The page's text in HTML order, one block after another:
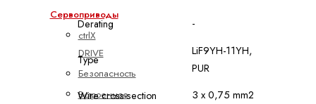
Сервоприводы
ctrlX
DRIVE
Безопасность
Встроенное
Derating -
Type
LiF9YH-11YH,
PUR
Wire cross-section 3 x 0,75 mm2